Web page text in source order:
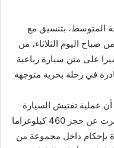
المتوسط، بتنسيق مع
صباح اليوم الثلاثاء، من
على متن سيارة رباعية
في رحلة بحرية متوجهة
أن عملية تفتيش السيارة
باستعمال الكلاب المدربة للشرطة، أسفرت عن حجز 460 كيلوغراما
بإحكام داخل مجموعة من